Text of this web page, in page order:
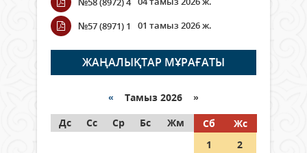
Wi-Fi ҚАБЫРҒА АРҚЫЛЫ ҚАЛАЙ
ӨТЕДІ?
06 тамыз 2026 ж. 270
граждане Казахстана,
05 тамыз 2026 ж. 152
№57 (8971) 1
01 тамыз 2026 ж.
ЖАҢАЛЫҚТАР МҰРАҒАТЫ
« Тамыз 2026 »
Дс
Сс Ср Бс Жм Сб
Жс
1
2